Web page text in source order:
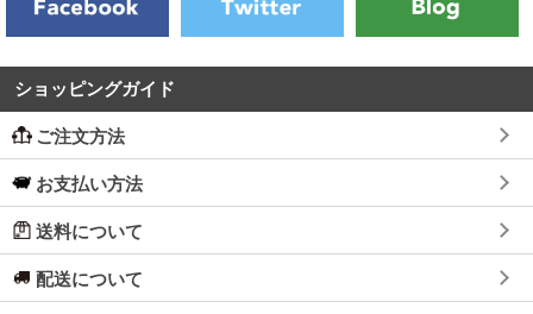
ショッピングガイド
ご注文方法
お支払い方法
送料について
配送について